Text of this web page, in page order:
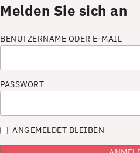
Melden Sie sich an
BENUTZERNAME ODER E-MAIL
PASSWORT
ANGEMELDET BLEIBEN